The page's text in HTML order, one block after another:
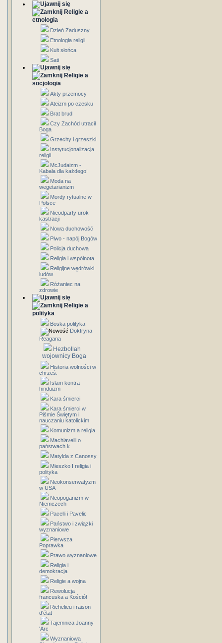
Religie a
etnologia
Dzień Zaduszny
Etnologia religii
Kult słońca
Sati
Religie a
socjologia
Akty przemocy
Ateizm po czesku
Brat brud
Czy Zachód utracił
Boga
Grzechy i grzeszki
Instytucjonalizacja
religii
McJudaizm -
Kabała dla każdego!
Moda na
wegetarianizm
Mordy rytualne w
Polsce
Nieodparty urok
kastracji
Nowa duchowość
Piwo - napój Bogów
Policja duchowa
Religia i wspólnota
Religijne wędrówki
ludów
Różaniec na
zdrowie
Religie a
polityka
Boska polityka
Doktryna
Reagana
Hezbollah
wojownicy Boga
Historia wolności w
chrześ.
Islam kontra
hinduizm
Kara śmierci
Kara śmierci w
Piśmie Świętym i
nauczaniu katolickim
Komunizm a religia
Machiavelli o
państwach k
Matylda z Canossy
Mieszko I religia i
polityka
Neokonserwatyzm
w USA
Neopoganizm w
Niemczech
Pacelli i Pavelic
Państwo i związki
wyznaniowe
Pierwsza
Poprawka
Prawo wyznaniowe
Religia i
demokracja
Religie a wojna
Rewolucja
francuska a Kościół
Richelieu i raison
d'état
Tajemnica Joanny
'Arc
Wyznaniowa